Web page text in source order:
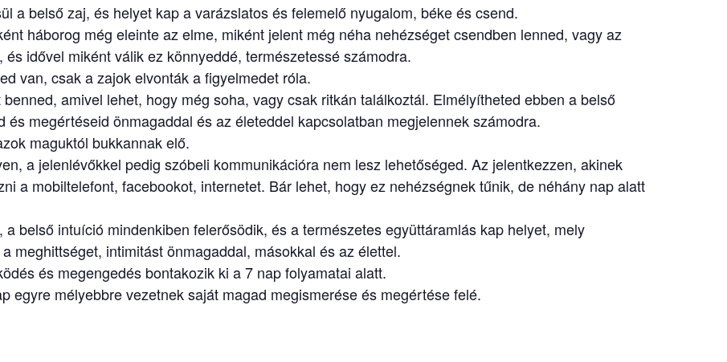
a belső zaj, és helyet kap a varázslatos és felemelő nyugalom, béke és csend.
háborog még eleinte az elme, miként jelent még néha nehézséget csendben lenned, vagy az
idővel miként válik ez könnyeddé, természetessé számodra.
van, csak a zajok elvonták a figyelmedet róla.
amivel lehet, hogy még soha, vagy csak ritkán találkoztál. Elmélyítheted ebben a belső
és megértéseid önmagaddal és az életeddel kapcsolatban megjelennek számodra.
maguktól bukkannak elő.
a jelenlévőkkel pedig szóbeli kommunikációra nem lesz lehetőséged. Az jelentkezzen, akinek
a mobiltelefont, facebookot, internetet. Bár lehet, hogy ez nehézségnek tűnik, de néhány nap alatt
belső intuíció mindenkiben felerősödik, és a természetes együttáramlás kap helyet, mely
meghittséget, intimitást önmagaddal, másokkal és az élettel.
és megengedés bontakozik ki a 7 nap folyamatai alatt.
egyre mélyebbre vezetnek saját magad megismerése és megértése felé.